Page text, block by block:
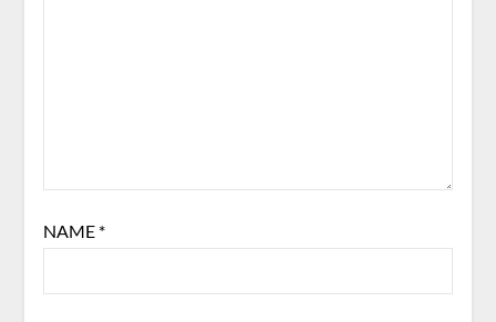
NAME *